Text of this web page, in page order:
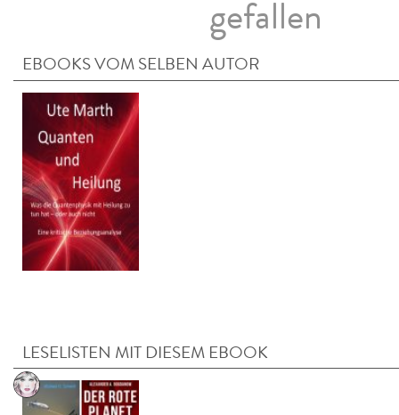
gefallen
EBOOKS VOM SELBEN AUTOR
LESELISTEN MIT DIESEM EBOOK